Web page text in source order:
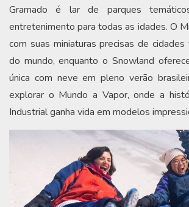
Gramado é lar de parques
entretenimento para todas as idades. O
com suas miniaturas precisas de
do mundo, enquanto o Snowland
única com neve em pleno verão
explorar o Mundo a Vapor, onde a
Industrial ganha vida em modelos